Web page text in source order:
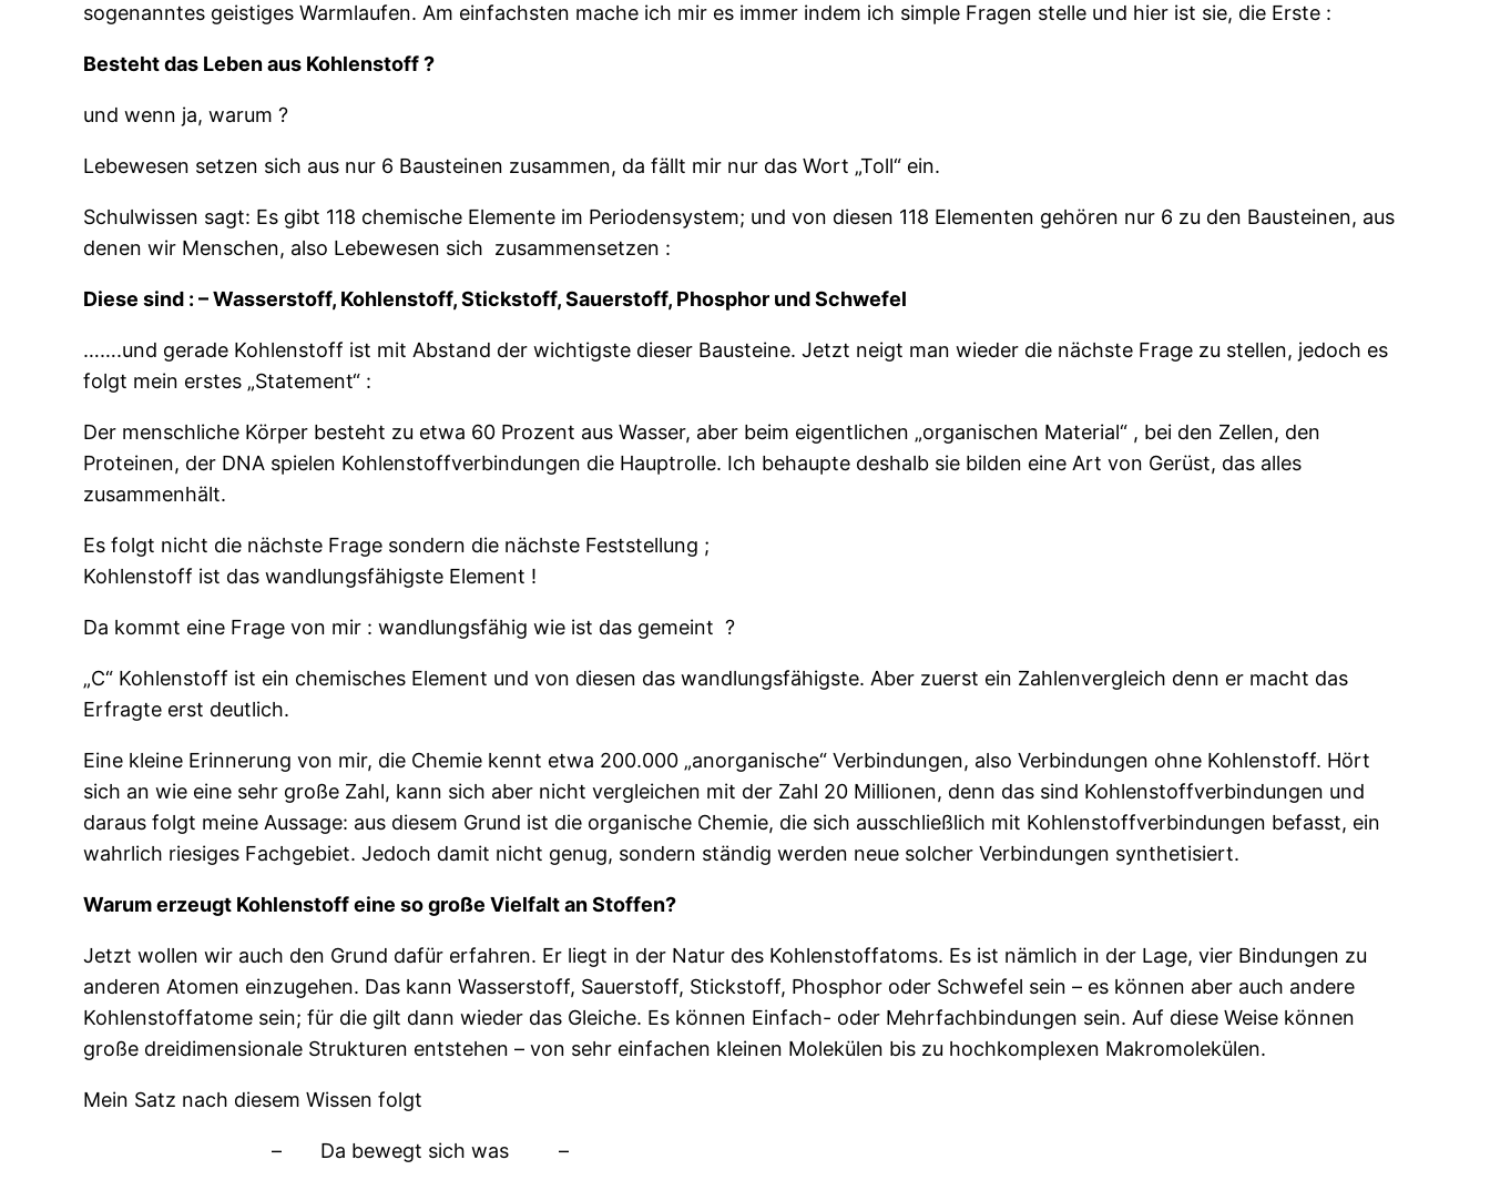
sogenanntes geistiges Warmlaufen. Am einfachsten mache ich mir es immer indem ich simple Fragen stelle und hier ist sie, die Erste :
Besteht das Leben aus Kohlenstoff ?
und wenn ja, warum ?
Lebewesen setzen sich aus nur 6 Bausteinen zusammen, da fällt mir nur das Wort „Toll“ ein.
Schulwissen sagt: Es gibt 118 chemische Elemente im Periodensystem; und von diesen 118 Elementen gehören nur 6 zu den Bausteinen, aus
denen wir Menschen, also Lebewesen sich zusammensetzen :
Diese sind : – Wasserstoff, Kohlenstoff, Stickstoff, Sauerstoff, Phosphor und Schwefel
…….und gerade Kohlenstoff ist mit Abstand der wichtigste dieser Bausteine. Jetzt neigt man wieder die nächste Frage zu stellen, jedoch es
folgt mein erstes „Statement“ :
Der menschliche Körper besteht zu etwa 60 Prozent aus Wasser, aber beim eigentlichen „organischen Material“ , bei den Zellen, den
Proteinen, der DNA spielen Kohlenstoffverbindungen die Hauptrolle. Ich behaupte deshalb sie bilden eine Art von Gerüst, das alles
zusammenhält.
Es folgt nicht die nächste Frage sondern die nächste Feststellung ;
Kohlenstoff ist das wandlungsfähigste Element !
Da kommt eine Frage von mir : wandlungsfähig wie ist das gemeint ?
„C“ Kohlenstoff ist ein chemisches Element und von diesen das wandlungsfähigste. Aber zuerst ein Zahlenvergleich denn er macht das
Erfragte erst deutlich.
Eine kleine Erinnerung von mir, die Chemie kennt etwa 200.000 „anorganische“ Verbindungen, also Verbindungen ohne Kohlenstoff. Hört
sich an wie eine sehr große Zahl, kann sich aber nicht vergleichen mit der Zahl 20 Millionen, denn das sind Kohlenstoffverbindungen und
daraus folgt meine Aussage: aus diesem Grund ist die organische Chemie, die sich ausschließlich mit Kohlenstoffverbindungen befasst, ein
wahrlich riesiges Fachgebiet. Jedoch damit nicht genug, sondern ständig werden neue solcher Verbindungen synthetisiert.
Warum erzeugt Kohlenstoff eine so große Vielfalt an Stoffen?
Jetzt wollen wir auch den Grund dafür erfahren. Er liegt in der Natur des Kohlenstoffatoms. Es ist nämlich in der Lage, vier Bindungen zu
anderen Atomen einzugehen. Das kann Wasserstoff, Sauerstoff, Stickstoff, Phosphor oder Schwefel sein – es können aber auch andere
Kohlenstoffatome sein; für die gilt dann wieder das Gleiche. Es können Einfach- oder Mehrfachbindungen sein. Auf diese Weise können
große dreidimensionale Strukturen entstehen – von sehr einfachen kleinen Molekülen bis zu hochkomplexen Makromolekülen.
Mein Satz nach diesem Wissen folgt
– Da bewegt sich was –